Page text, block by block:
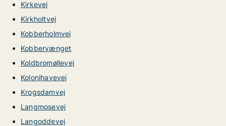
Kirkevej
Kirkholtvej
Kobberholmvej
Kobbervænget
Koldbromøllevej
Kolonihavevej
Krogsdamvej
Langmosevej
Langoddevej